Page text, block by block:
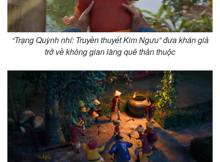
“Trạng Quỳnh nhí: Truyền thuyết Kim Ngưu” đưa khán giả
trở về không gian làng quê thân thuộc